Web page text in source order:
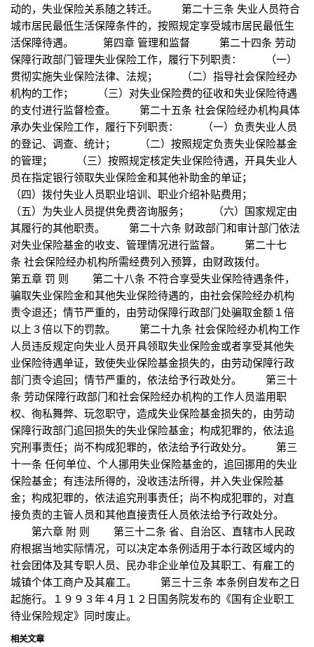
动的，失业保险关系随之转迁。 第二十三条 失业人员符合
城市居民最低生活保障条件的，按照规定享受城市居民最低生
活保障待遇。 第四章 管理和监督 第二十四条 劳动
保障行政部门管理失业保险工作，履行下列职责： （一）
贯彻实施失业保险法律、法规； （二）指导社会保险经办
机构的工作； （三）对失业保险费的征收和失业保险待遇
的支付进行监督检查。 第二十五条 社会保险经办机构具体
承办失业保险工作，履行下列职责： （一）负责失业人员
的登记、调查、统计； （二）按照规定负责失业保险基金
的管理； （三）按照规定核定失业保险待遇，开具失业人
员在指定银行领取失业保险金和其他补助金的单证；
（四）拨付失业人员职业培训、职业介绍补贴费用；
（五）为失业人员提供免费咨询服务； （六）国家规定由
其履行的其他职责。 第二十六条 财政部门和审计部门依法
对失业保险基金的收支、管理情况进行监督。 第二十七
条 社会保险经办机构所需经费列入预算，由财政拨付。
第五章 罚 则 第二十八条 不符合享受失业保险待遇条件，
骗取失业保险金和其他失业保险待遇的，由社会保险经办机构
责令退还；情节严重的，由劳动保障行政部门处骗取金额１倍
以上３倍以下的罚款。 第二十九条 社会保险经办机构工作
人员违反规定向失业人员开具领取失业保险金或者享受其他失
业保险待遇单证，致使失业保险基金损失的，由劳动保障行政
部门责令追回；情节严重的，依法给予行政处分。 第三十
条 劳动保障行政部门和社会保险经办机构的工作人员滥用职
权、徇私舞弊、玩忽职守，造成失业保险基金损失的，由劳动
保障行政部门追回损失的失业保险基金；构成犯罪的，依法追
究刑事责任；尚不构成犯罪的，依法给予行政处分。 第三
十一条 任何单位、个人挪用失业保险基金的，追回挪用的失业
保险基金；有违法所得的，没收违法所得，并入失业保险基
金；构成犯罪的，依法追究刑事责任；尚不构成犯罪的，对直
接负责的主管人员和其他直接责任人员依法给予行政处分。
第六章 附 则 第三十二条 省、自治区、直辖市人民政
府根据当地实际情况，可以决定本条例适用于本行政区域内的
社会团体及其专职人员、民办非企业单位及其职工、有雇工的
城镇个体工商户及其雇工。 第三十三条 本条例自发布之日
起施行。１９９３年４月１２日国务院发布的《国有企业职工
待业保险规定》同时废止。
相关文章